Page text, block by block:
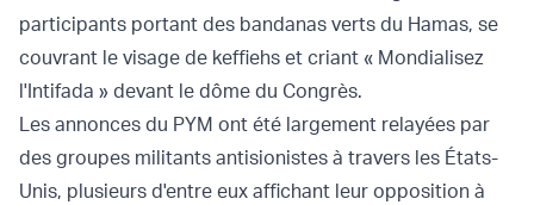
participants portant des bandanas verts du Hamas, se
couvrant le visage de keffiehs et criant « Mondialisez
l'Intifada » devant le dôme du Congrès.
Les annonces du PYM ont été largement relayées par
des groupes militants antisionistes à travers les États-
Unis, plusieurs d'entre eux affichant leur opposition à